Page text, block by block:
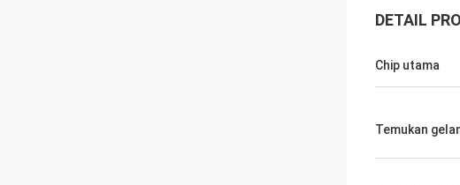
DETAIL
Chip utama
Temukan